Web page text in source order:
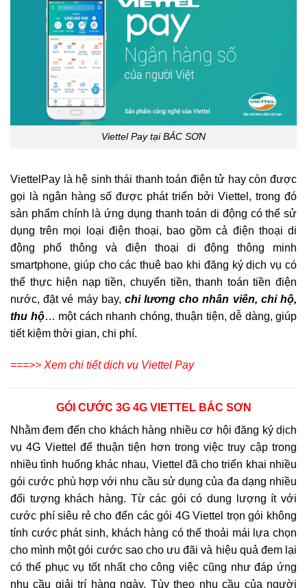
Viettel Pay tại BẮC SƠN
ViettelPay là hệ sinh thái thanh toán điện tử hay còn được
gọi là ngân hàng số được phát triển bởi Viettel, trong đó
sản phẩm chính là ứng dụng thanh toán di động có thể sử
dụng trên mọi loại điện thoại, bao gồm cả điện thoại di
động phổ thông và điện thoại di động thông minh
smartphone, giúp cho các thuê bao khi đăng ký dịch vụ có
thể thực hiện nạp tiền, chuyển tiền, thanh toán tiền điện
nước, đặt vé máy bay, chi lương cho nhân viên, chi hộ,
thu hộ… một cách nhanh chóng, thuận tiện, dễ dàng, giúp
tiết kiệm thời gian, chi phí.
===>> Xem chi tiết dịch vụ Viettel Pay
GÓI CƯỚC 3G 4G VIETTEL BẮC SƠN
Nhằm đem đến cho khách hàng nhiều cơ hội đăng ký dịch
vụ 4G Viettel để thuận tiện hơn trong việc truy cập trong
nhiều tình huống khác nhau, Viettel đã cho triển khai nhiều
gói cước phù hợp với nhu cầu sử dụng của đa dạng nhiều
đối tượng khách hàng. Từ các gói có dung lượng ít với
cước phí siêu rẻ cho đến các gói 4G Viettel trọn gói không
tính cước phát sinh, khách hàng có thể thoải mái lựa chọn
cho mình một gói cước sao cho ưu đãi và hiệu quả đem lại
có thể phục vụ tốt nhất cho công việc cũng như đáp ứng
nhu cầu giải trí hàng ngày. Tùy theo nhu cầu của người